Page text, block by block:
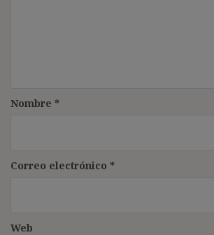
Nombre *
Correo electrónico *
Web